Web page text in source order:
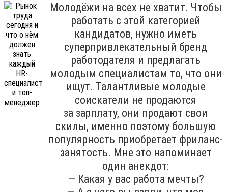
Молодёжи на всех не хватит. Чтобы
работать с этой категорией
кандидатов, нужно иметь
суперпривлекательный бренд
работодателя и предлагать
молодым специалистам то, что они
ищут. Талантливые молодые
соискатели не продаются
за зарплату, они продают свои
скилы, именно поэтому большую
популярность приобретает фриланс-
занятость. Мне это напоминает
один анекдот:
— Какая у вас работа мечты?